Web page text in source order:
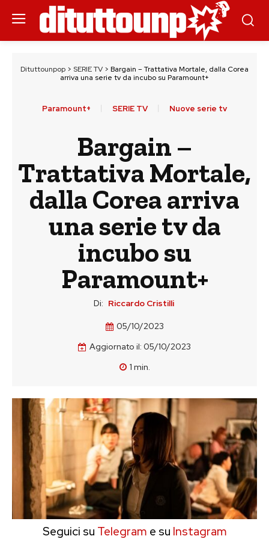
Dituttounpop > SERIE TV > Bargain – Trattativa Mortale, dalla Corea
arriva una serie tv da incubo su Paramount+
Paramount+ SERIE TV Nuove serie tv
Bargain –
Trattativa Mortale,
dalla Corea arriva
una serie tv da
incubo su
Paramount+
Di: Riccardo Cristilli
05/10/2023
Aggiornato il: 05/10/2023
1 min.
Seguici su Telegram e su Instagram